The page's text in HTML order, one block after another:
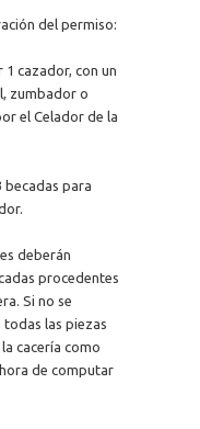
del permiso:
cazador, con un
zumbador o
el Celador de la
becadas para
deberán
procedentes
Si no se
las piezas
cacería como
de computar